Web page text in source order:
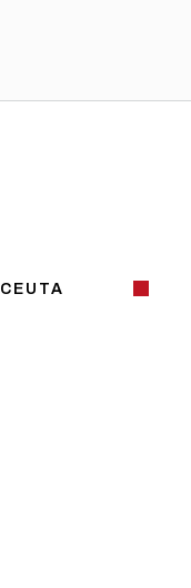
CEUTA